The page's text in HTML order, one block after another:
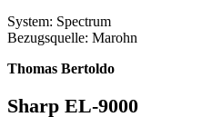
System: Spectrum
Bezugsquelle: Marohn
Thomas Bertoldo
Sharp EL-9000